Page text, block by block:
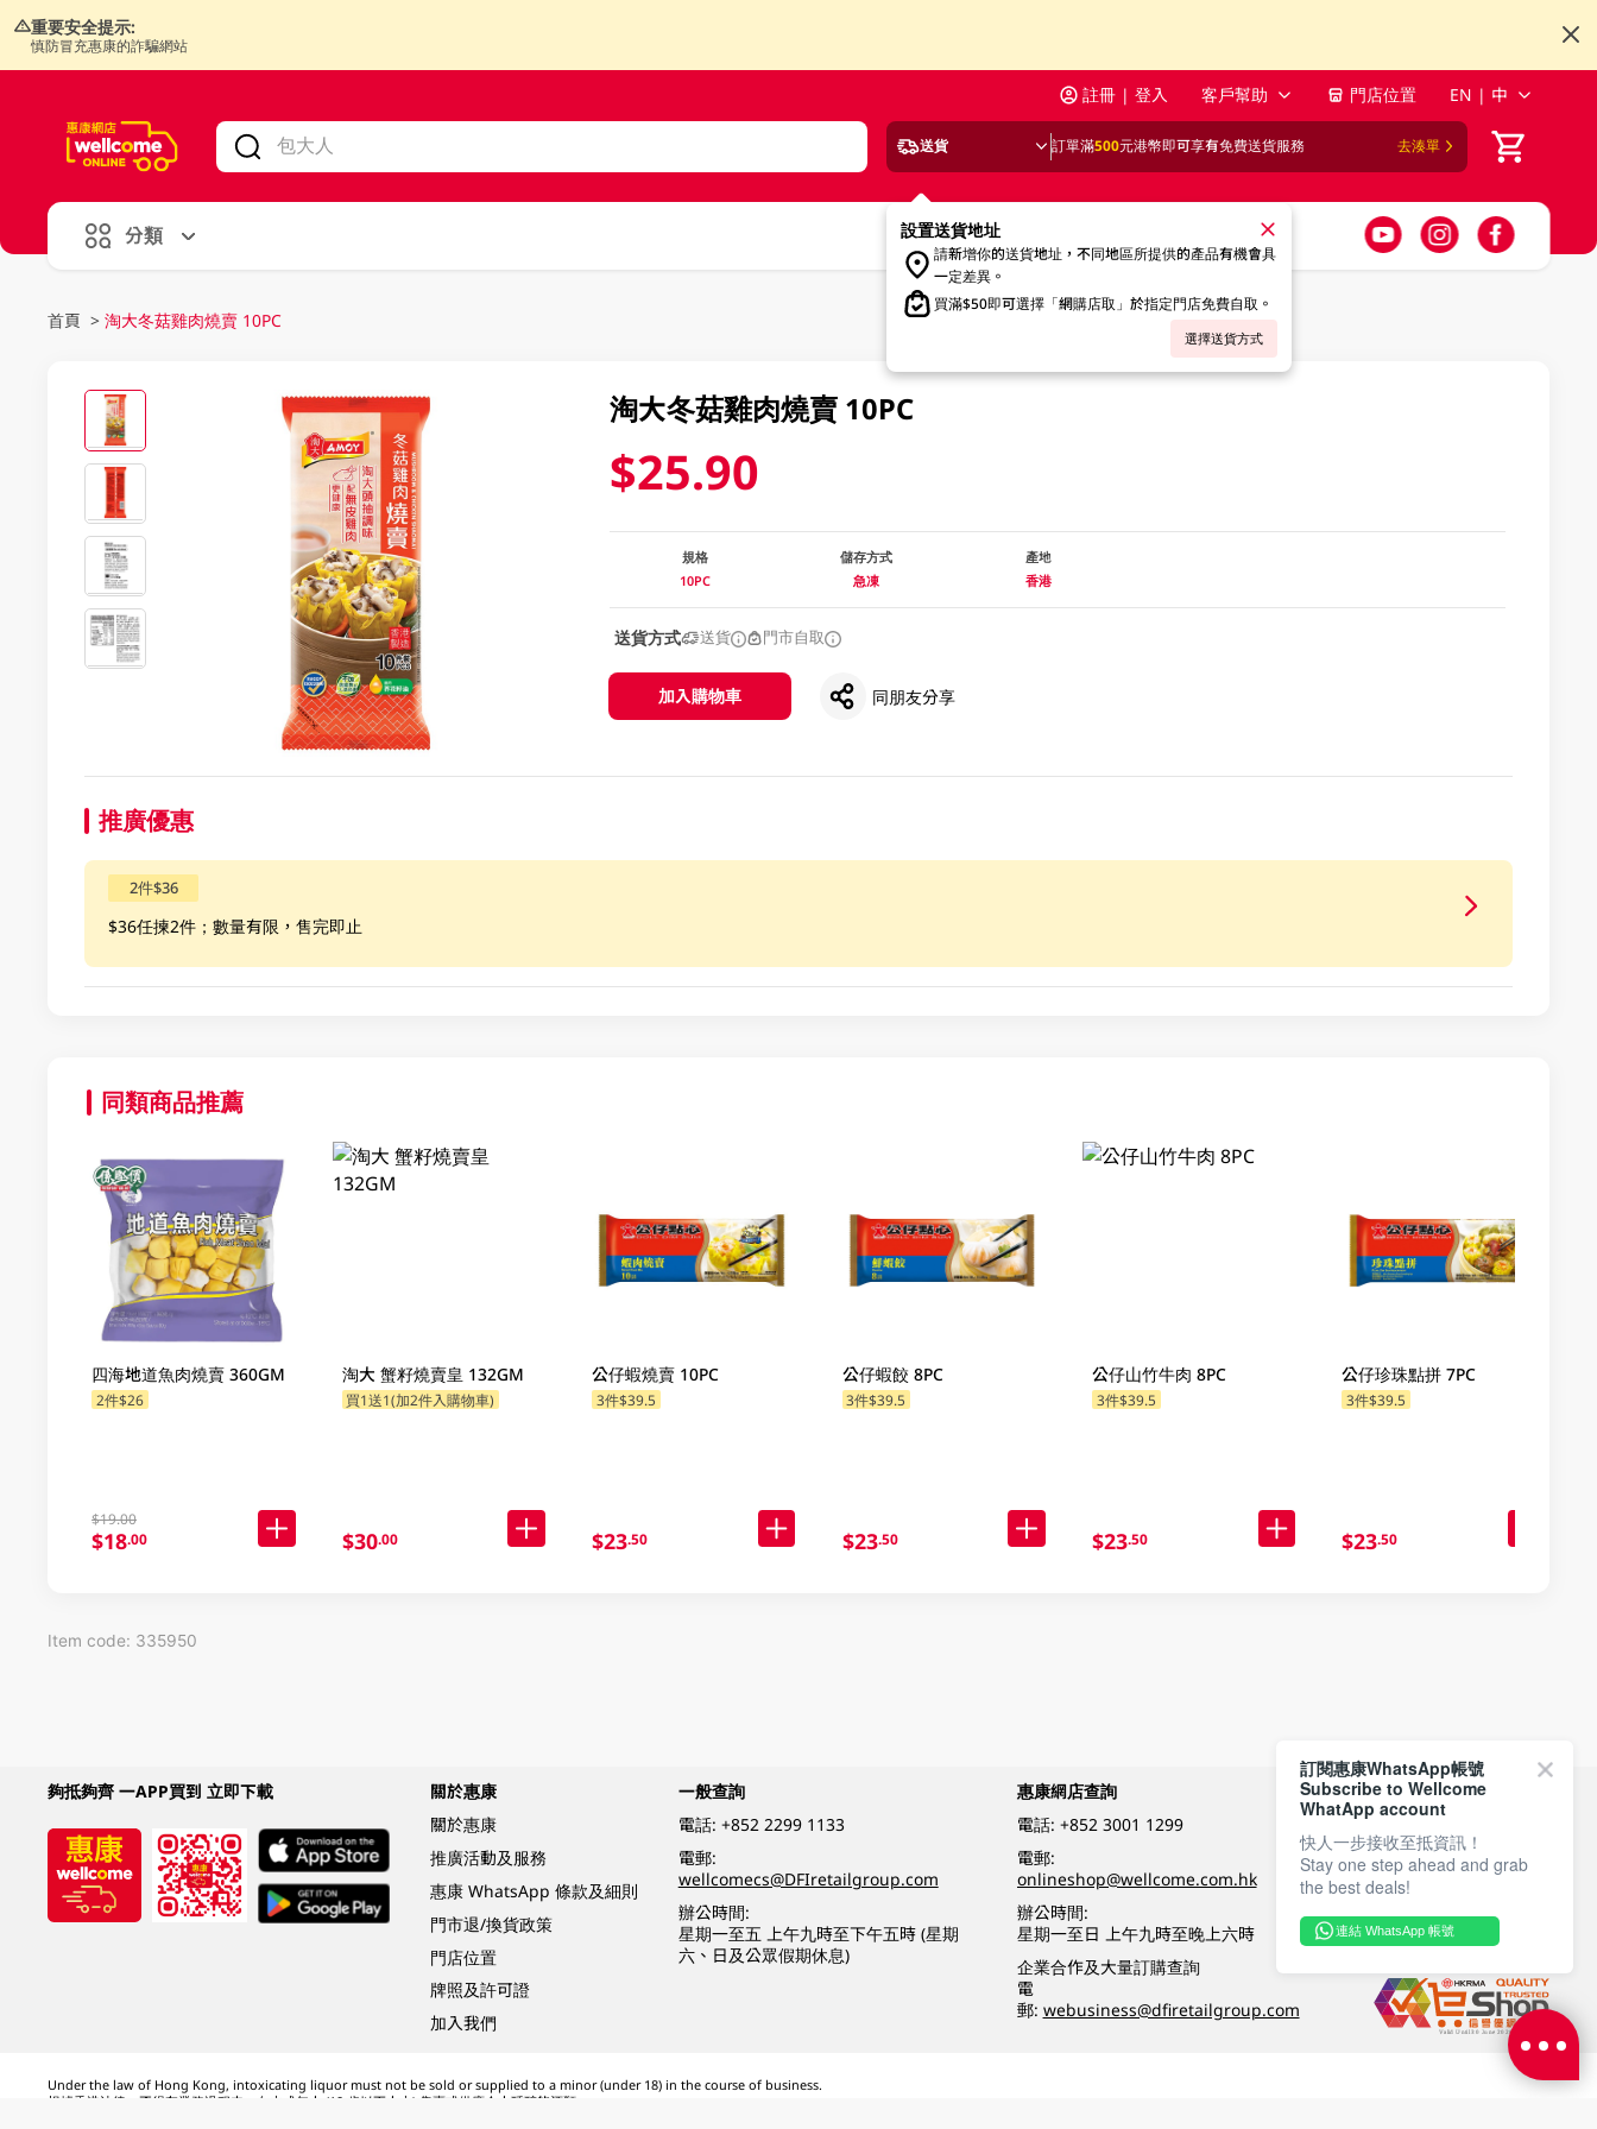
重要安全提示:
慎防冒充惠康的詐騙網站
註冊 | 登入 客戶幫助 門店位置 EN | 中
送貨 訂單滿500元港幣即可享有免費送貨服務 去湊單
設置送貨地址
請新增你的送貨地址，不同地區所提供的產品有機會具
一定差異。
買滿$50即可選擇「網購店取」於指定門店免費自取。
選擇送貨方式
分類
首頁 > 淘大冬菇雞肉燒賣 10PC
淘大冬菇雞肉燒賣 10PC
$25.90
規格
10PC
儲存方式
急凍
產地
香港
送貨方式 送貨 門市自取
加入購物車 同朋友分享
推廣優惠
2件$36
$36任揀2件；數量有限，售完即止
同類商品推薦
四海地道魚肉燒賣 360GM
2件$26
$19.00
$18.00
淘大 蟹籽燒賣皇 132GM
買1送1(加2件入購物車)
$30.00
公仔蝦燒賣 10PC
3件$39.5
$23.50
公仔蝦餃 8PC
3件$39.5
$23.50
公仔山竹牛肉 8PC
3件$39.5
$23.50
公仔珍珠點拼 7PC
3件$39.5
$23.50
Item code: 335950
夠抵夠齊 一APP買到 立即下載
關於惠康
關於惠康
推廣活動及服務
惠康 WhatsApp 條款及細則
門市退/換貨政策
門店位置
牌照及許可證
加入我們
一般查詢
電話: +852 2299 1133
電郵:
wellcomecs@DFIretailgroup.com
辦公時間:
星期一至五 上午九時至下午五時 (星期
六、日及公眾假期休息)
惠康網店查詢
電話: +852 3001 1299
電郵:
onlineshop@wellcome.com.hk
辦公時間:
星期一至日 上午九時至晚上六時
企業合作及大量訂購查詢
電
郵: webusiness@dfiretailgroup.com
付款方式
關注我們
Under the law of Hong Kong, intoxicating liquor must not be sold or supplied to a minor (under 18) in the course of business.
根據香港法律，不得在業務過程中，向未成年人 (18 歲以下人士) 售賣或供應令人醺醉的酒類。
訂閱惠康WhatsApp帳號
Subscribe to Wellcome
WhatApp account
快人一步接收至抵資訊！
Stay one step ahead and grab
the best deals!
連結 WhatsApp 帳號